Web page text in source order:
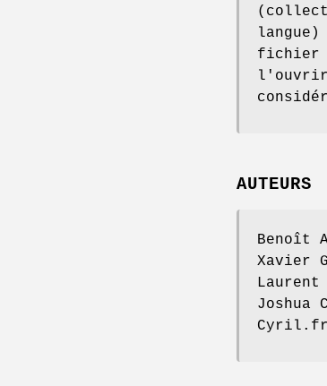
fichier
l'ouvrir
AUTEURS
Benoît
Xavier
Laurent
Joshua